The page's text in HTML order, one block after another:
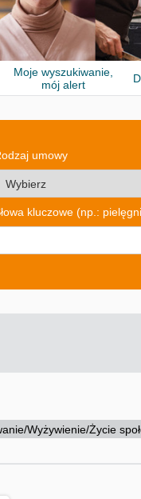
Moje wyszukiwanie,
mój alert
umowy
kluczowe (np.:
Wyżywienie/Życie